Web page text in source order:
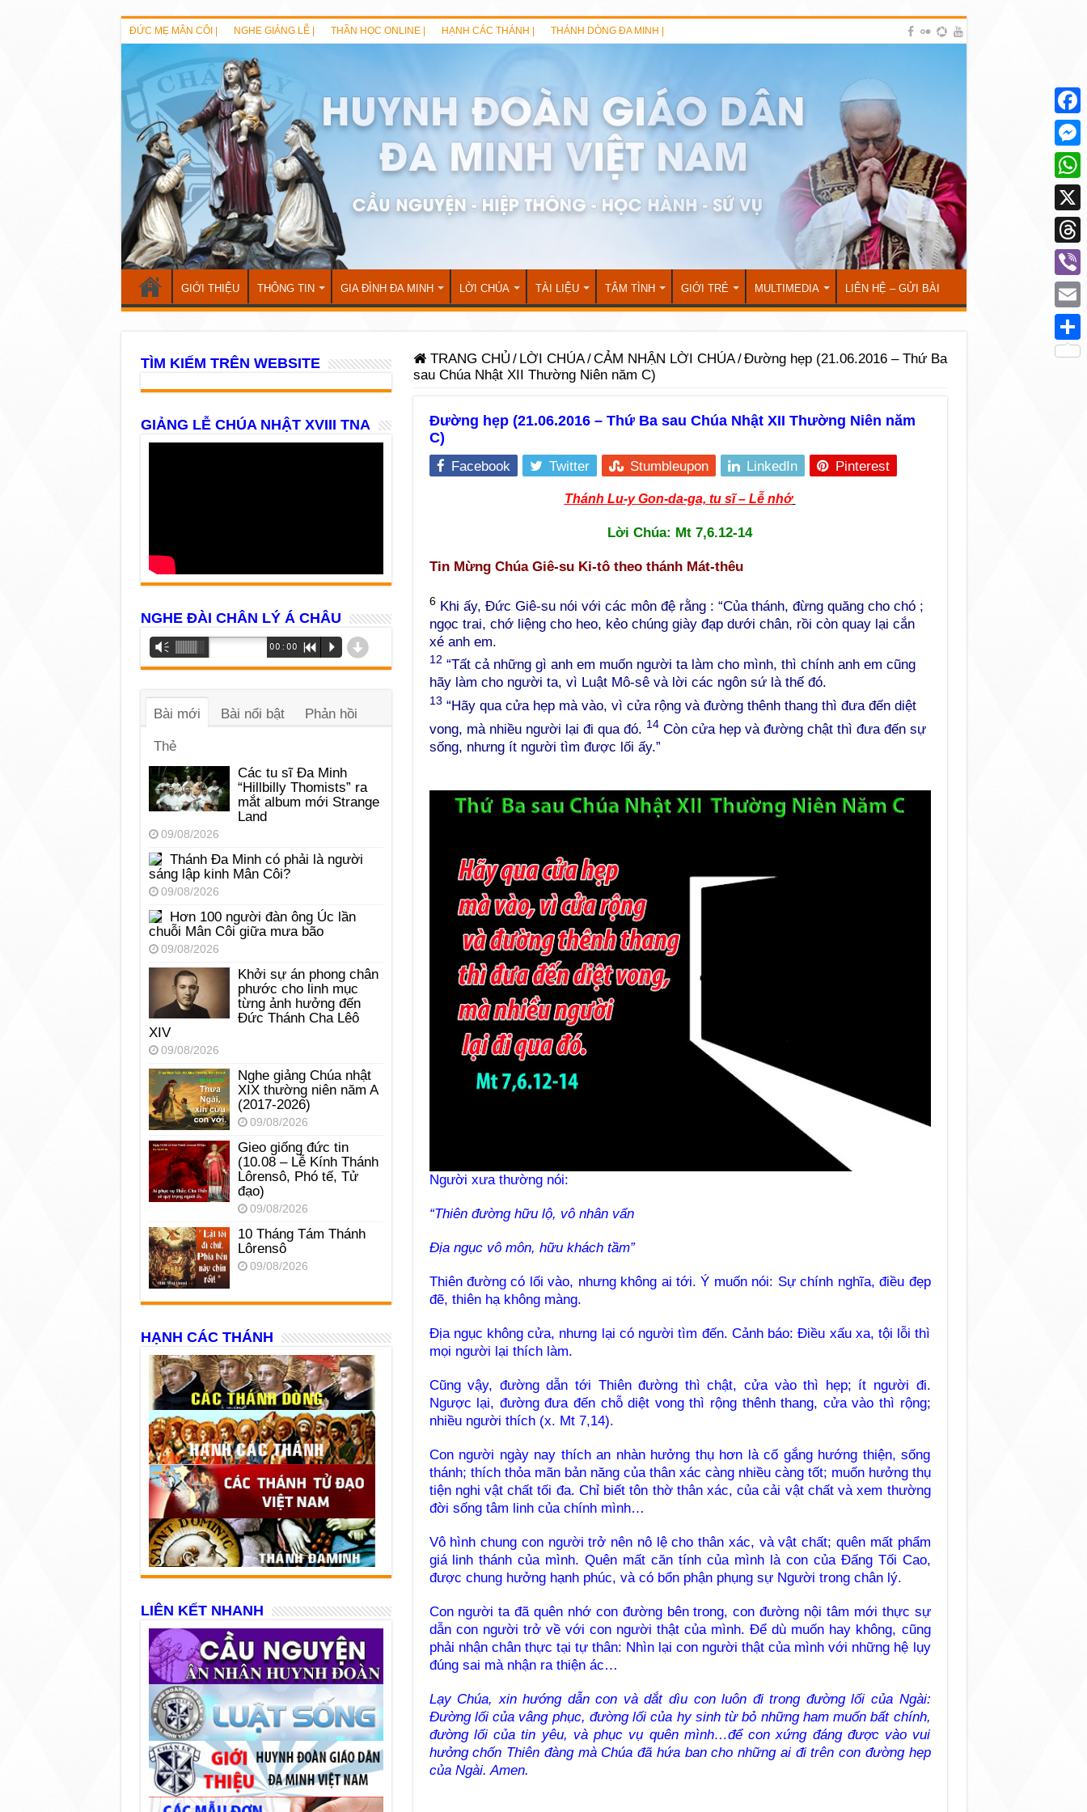
ĐỨC MẸ MÂN CÔI | NGHE GIẢNG LỄ | THẦN HỌC ONLINE | HẠNH CÁC THÁNH | THÁNH DÒNG ĐA MINH |
GIỚI THIỆU THÔNG TIN GIA ĐÌNH ĐA MINH LỜI CHÚA TÀI LIỆU TÂM TÌNH GIỚI TRẺ MULTIMEDIA LIÊN HỆ – GỬI BÀI
TRANG CHỦ / LỜI CHÚA/CẢM NHẬN LỜI CHÚA/Đường hẹp (21.06.2016 – Thứ Ba
sau Chúa Nhật XII Thường Niên năm C)
Đường hẹp (21.06.2016 – Thứ Ba sau Chúa Nhật XII Thường Niên năm
C)
Facebook Twitter Stumbleupon LinkedIn Pinterest
Thánh Lu-y Gon-da-ga, tu sĩ – Lễ nhớ
Lời Chúa: Mt 7,6.12-14
Tin Mừng Chúa Giê-su Ki-tô theo thánh Mát-thêu
6Khi ấy, Đức Giê-su nói với các môn đệ rằng : “Của thánh, đừng quăng cho chó ;
ngọc trai, chớ liệng cho heo, kẻo chúng giày đạp dưới chân, rồi còn quay lại cắn
xé anh em.
12 “Tất cả những gì anh em muốn người ta làm cho mình, thì chính anh em cũng
hãy làm cho người ta, vì Luật Mô-sê và lời các ngôn sứ là thế đó.
13 “Hãy qua cửa hẹp mà vào, vì cửa rộng và đường thênh thang thì đưa đến diệt
vong, mà nhiều người lại đi qua đó. 14Còn cửa hẹp và đường chật thì đưa đến sự
sống, nhưng ít người tìm được lối ấy.”
Người xưa thường nói:
“Thiên đường hữu lộ, vô nhân vấn
Địa ngục vô môn, hữu khách tầm”
Thiên đường có lối vào, nhưng không ai tới. Ý muốn nói: Sự chính nghĩa, điều đẹp
đẽ, thiên hạ không màng.
Địa ngục không cửa, nhưng lại có người tìm đến. Cảnh báo: Điều xấu xa, tội lỗi thì
mọi người lại thích làm.
Cũng vậy, đường dẫn tới Thiên đường thì chật, cửa vào thì hẹp; ít người đi.
Ngược lại, đường đưa đến chỗ diệt vong thì rộng thênh thang, cửa vào thì rộng;
nhiều người thích (x. Mt 7,14).
Con người ngày nay thích an nhàn hưởng thụ hơn là cố gắng hướng thiện, sống
thánh; thích thỏa mãn bản năng của thân xác càng nhiều càng tốt; muốn hưởng thụ
tiện nghi vật chất tối đa. Chỉ biết tôn thờ thân xác, của cải vật chất và xem thường
đời sống tâm linh của chính mình…
Vô hình chung con người trở nên nô lệ cho thân xác, và vật chất; quên mất phẩm
giá linh thánh của mình. Quên mất căn tính của mình là con của Đấng Tối Cao,
được chung hưởng hạnh phúc, và có bổn phận phụng sự Người trong chân lý.
Con người ta đã quên nhớ con đường bên trong, con đường nội tâm mới thực sự
dẫn con người trở về với con người thật của mình. Để dù muốn hay không, cũng
phải nhận chân thực tại tự thân: Nhìn lại con người thật của mình với những hệ lụy
đúng sai mà nhận ra thiện ác…
Lạy Chúa, xin hướng dẫn con và dắt dìu con luôn đi trong đường lối của Ngài:
Đường lối của vâng phục, đường lối của hy sinh từ bỏ những ham muốn bất chính,
đường lối của tin yêu, và phục vụ quên mình…để con xứng đáng được vào vui
hưởng chốn Thiên đàng mà Chúa đã hứa ban cho những ai đi trên con đường hẹp
của Ngài. Amen.
TÌM KIẾM TRÊN WEBSITE
GIẢNG LỄ CHÚA NHẬT XVIII TNA
NGHE ĐÀI CHÂN LÝ Á CHÂU
Trình
phát
âm
Vm 00:00 R P d
Bài mới Bài nổi bật Phản hồi
Thẻ
Các tu sĩ Đa Minh
“Hillbilly Thomists” ra
mắt album mới Strange
Land
09/08/2026
Thánh Đa Minh có phải là người
sáng lập kinh Mân Côi?
09/08/2026
Hơn 100 người đàn ông Úc lần
chuỗi Mân Côi giữa mưa bão
09/08/2026
Khởi sự án phong chân
phước cho linh mục
từng ảnh hưởng đến
Đức Thánh Cha Lêô
XIV
09/08/2026
Nghe giảng Chúa nhật
XIX thường niên năm A
(2017-2026)
09/08/2026
Gieo giống đức tin
(10.08 – Lễ Kính Thánh
Lôrensô, Phó tế, Tử
đạo)
09/08/2026
10 Tháng Tám Thánh
Lôrensô
09/08/2026
HẠNH CÁC THÁNH
LIÊN KẾT NHANH
X
Viber